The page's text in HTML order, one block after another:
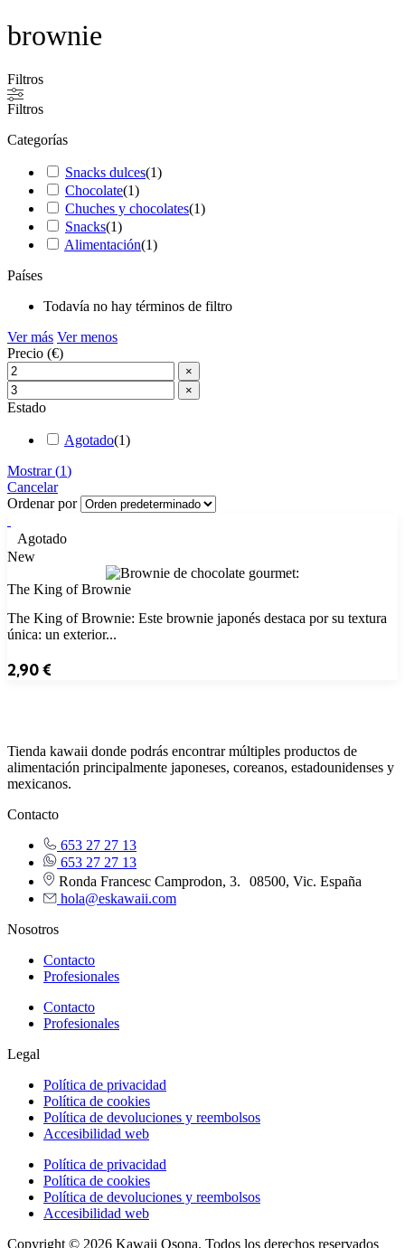
brownie
Filtros
Filtros
Categorías
Snacks dulces(1)
Chocolate(1)
Chuches y chocolates(1)
Snacks(1)
Alimentación(1)
Países
Todavía no hay términos de filtro
Ver más Ver menos
Precio (€)
×
×
Estado
Agotado(1)
Mostrar(1)
Cancelar
Ordenar por
Agotado
New
The King of Brownie
The King of Brownie: Este brownie japonés destaca por su textura
única: un exterior...
2,90€
Tienda kawaii donde podrás encontrar múltiples productos de
alimentación principalmente japoneses, coreanos, estadounidenses y
mexicanos.
Contacto
653 27 27 13
653 27 27 13
Ronda Francesc Camprodon, 3. 08500, Vic. España
hola@eskawaii.com
Nosotros
Contacto
Profesionales
Contacto
Profesionales
Legal
Política de privacidad
Política de cookies
Política de devoluciones y reembolsos
Accesibilidad web
Política de privacidad
Política de cookies
Política de devoluciones y reembolsos
Accesibilidad web
Copyright © 2026 Kawaii Osona. Todos los derechos reservados